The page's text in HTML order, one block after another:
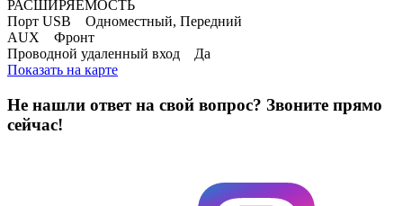
РАСШИРЯЕМОСТЬ
Порт USB Одноместный, Передний
AUX Фронт
Проводной удаленный вход Да
Показать на карте
Не нашли ответ на свой вопрос? Звоните прямо
сейчас!